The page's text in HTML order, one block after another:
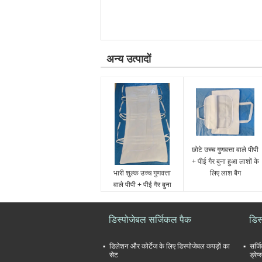
अन्य उत्पादों
भारी शुल्क उच्च गुणवत्ता
वाले पीपी + पीई गैर बुना
छोटे उच्च गुणवत्ता वाले पीपी
+ पीई गैर बुना हुआ लाशों के
लिए लाश बैग
डिस्पोजेबल सर्जिकल पैक
डिलेशन और कोर्टेज के लिए डिस्पोजेबल कपड़ों का
सेट